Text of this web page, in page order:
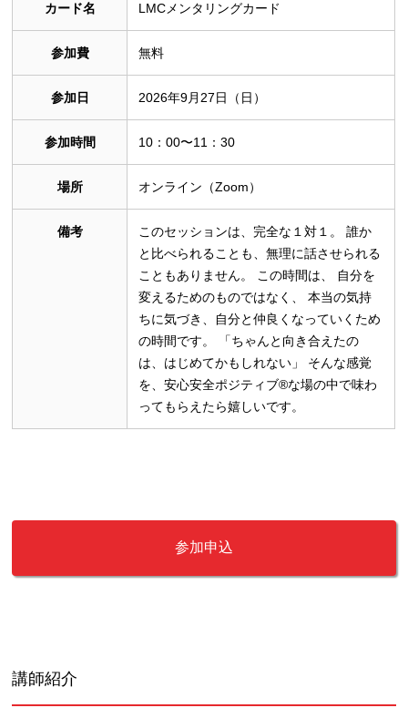
カード名 LMCメンタリングカード
参加費 無料
参加日 2026年9月27日（日）
参加時間 10：00〜11：30
場所 オンライン（Zoom）
備考
このセッションは、完全な１対１。 誰か
と比べられることも、無理に話させられる
こともありません。 この時間は、 自分を
変えるためのものではなく、 本当の気持
ちに気づき、自分と仲良くなっていくため
の時間です。 「ちゃんと向き合えたの
は、はじめてかもしれない」 そんな感覚
を、安心安全ポジティブ®な場の中で味わ
ってもらえたら嬉しいです。
講師紹介